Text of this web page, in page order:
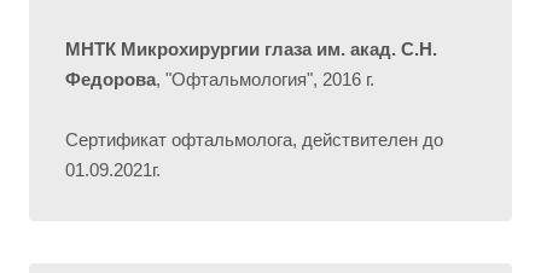
МНТК Микрохирургии глаза им. акад. С.Н.
Федорова, "Офтальмология", 2016 г.
Сертификат офтальмолога, действителен до
01.09.2021г.